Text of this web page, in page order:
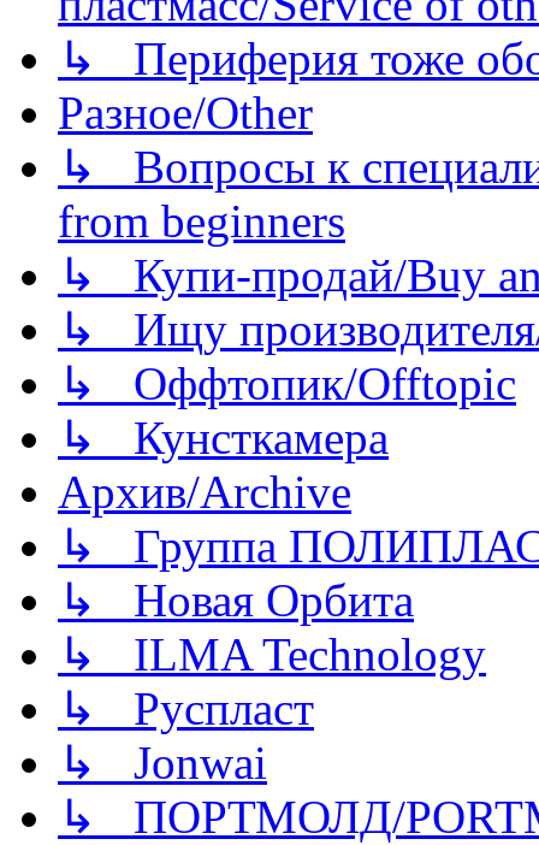
↳ Периферия тоже
Разное/Other
↳ Вопросы к
from beginners
↳ Купи-продай/Buy
↳ Ищу
↳ Оффтопик/Offtopic
↳ Кунсткамера
Архив/Archive
↳ Группа
↳ Новая Орбита
↳ ILMA Technology
↳ Руспласт
↳ Jonwai
↳ ПОРТМОЛД/